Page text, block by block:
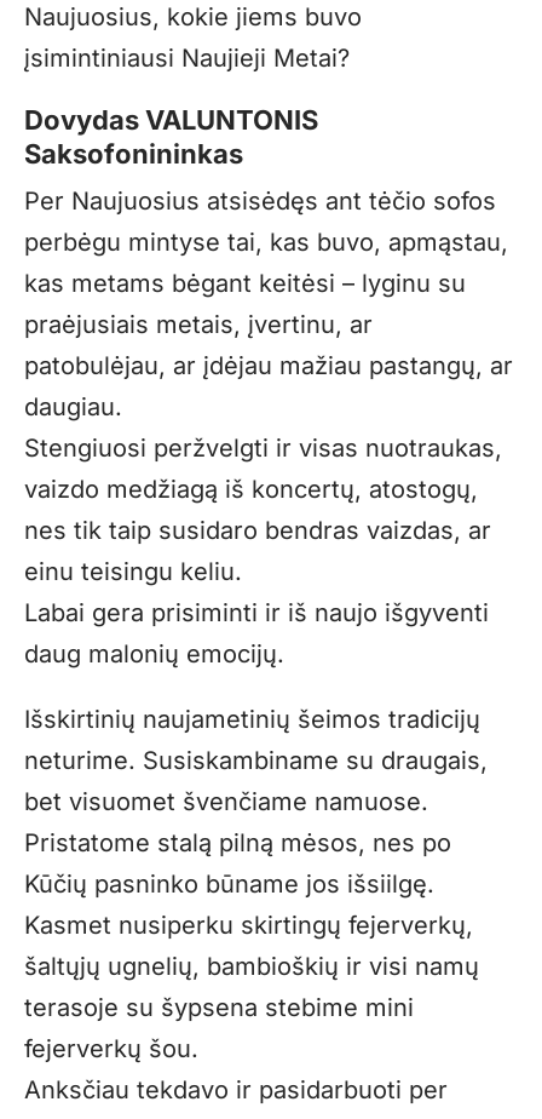
Naujuosius, kokie jiems buvo
įsimintiniausi Naujieji Metai?
Dovydas VALUNTONIS
Saksofonininkas
Per Naujuosius atsisėdęs ant tėčio sofos
perbėgu mintyse tai, kas buvo, apmąstau,
kas metams bėgant keitėsi – lyginu su
praėjusiais metais, įvertinu, ar
patobulėjau, ar įdėjau mažiau pastangų, ar
daugiau.
Stengiuosi peržvelgti ir visas nuotraukas,
vaizdo medžiagą iš koncertų, atostogų,
nes tik taip susidaro bendras vaizdas, ar
einu teisingu keliu.
Labai gera prisiminti ir iš naujo išgyventi
daug malonių emocijų.
Išskirtinių naujametinių šeimos tradicijų
neturime. Susiskambiname su draugais,
bet visuomet švenčiame namuose.
Pristatome stalą pilną mėsos, nes po
Kūčių pasninko būname jos išsiilgę.
Kasmet nusiperku skirtingų fejerverkų,
šaltųjų ugnelių, bambioškių ir visi namų
terasoje su šypsena stebime mini
fejerverkų šou.
Anksčiau tekdavo ir pasidarbuoti per